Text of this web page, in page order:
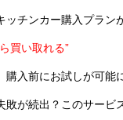
ッチンカー購入プラン
買い取れる”
入前にお試しが可能
敗が続出？このサービ